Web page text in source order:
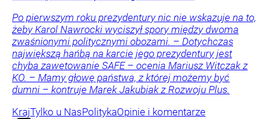
Po pierwszym roku prezydentury nic nie wskazuje na to,
żeby Karol Nawrocki wyciszył spory między dwoma
zwaśnionymi politycznymi obozami. – Dotychczas
największą hańbą na karcie jego prezydentury jest
chyba zawetowanie SAFE – ocenia Mariusz Witczak z
KO. – Mamy głowę państwa, z której możemy być
dumni – kontruje Marek Jakubiak z Rozwoju Plus.
KrajTylko u NasPolitykaOpinie i komentarze